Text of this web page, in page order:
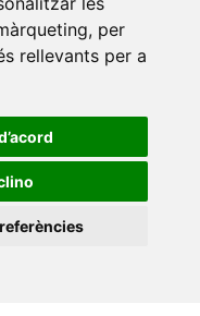
, per
rellevants per a
•Universitat
Politècnica de
de València
de Sàsser
de Vic -